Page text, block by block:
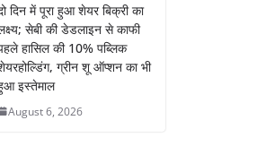
दिन में पूरा हुआ शेयर बिक्री का
सेबी की डेडलाइन से काफी
हासिल की 10% पब्लिक
ग्रीन शू ऑप्शन का भी
इस्तेमाल
August 6, 2026